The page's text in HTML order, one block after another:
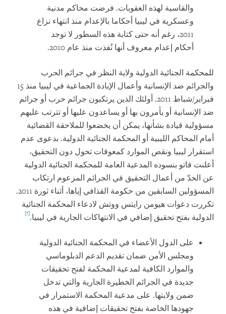
والقاسية لهذه العقوبات. فرضت محاكم مدنية
وعسكرية في ليبيا أحكاما بالإعدام منذ انتهاء نزاع
2011، رغم أنه حتى كتابة هذه السطور لا توجد
أحكام إعدام معروف أنها نُفذت منذ عام 2010.
للمحكمة الجنائية الدولية ولاية النظر في جرائم الحرب
والجرائم ضد الإنسانية وأعمال الإبادة الجماعية في ليبيا منذ 15
فبراير/شباط 2011. أولئك الذين يرتكبون جرائم حرب أو جرائم
ضد الإنسانية أو يأمرون بها أو يساعدون عليها أو تترتب عليهم
مسؤولية قيادة بشأنها، يمكن أن يخضعوا للملاحقة القضائية
أمام المحاكم الليبية أو المحكمة الجنائية الدولية. بدعوى عدم
استقرار ليبيا ونقص الموارد كمعوقات تحول دون التحقيق،
أعلنت فاتو بنسوده المدعية العامة للمحكمة الجنائية الدولية
عن الحدّ من أعمال التحقيق في الجرائم المزعوم ارتكاب
المسؤولين السابقين من حكومة القذافي إياها، أثناء ثورة 2011.
تكررت دعوات هيومن رايتس ووتش لادعاء المحكمة الجنائية
الدولية بفتح تحقيق إضافي في الانتهاكات الجارية في ليبيا.[7]
على الدول الأعضاء في المحكمة الجنائية الدولية
ومجلس الأمن ضمان تقديم الدعم الدبلوماسي
والموارد الكافية لمدعية المحكمة لفتح تحقيقات
جديدة في الجرائم الخطيرة الجارية والتي تدخل
ضمن ولايتها. على مدعية المحكمة الاستمرار في
جهودها الخاصة بفتح تحقيقات إضافية في هذه